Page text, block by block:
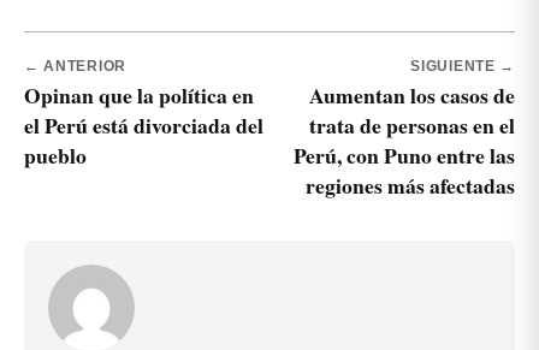
← ANTERIOR
Opinan que la política en
el Perú está divorciada del
pueblo
SIGUIENTE →
Aumentan los casos de
trata de personas en el
Perú, con Puno entre las
regiones más afectadas